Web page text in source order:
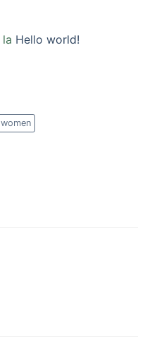
la Hello world!
women